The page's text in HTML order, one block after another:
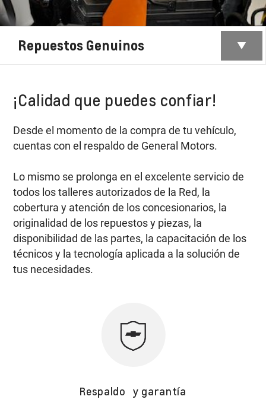
Repuestos Genuinos
¡Calidad que puedes confiar!
Desde el momento de la compra de tu vehículo,
cuentas con el respaldo de General Motors.
Lo mismo se prolonga en el excelente servicio de
todos los talleres autorizados de la Red, la
cobertura y atención de los concesionarios, la
originalidad de los repuestos y piezas, la
disponibilidad de las partes, la capacitación de los
técnicos y la tecnología aplicada a la solución de
tus necesidades.
Respaldo y garantía